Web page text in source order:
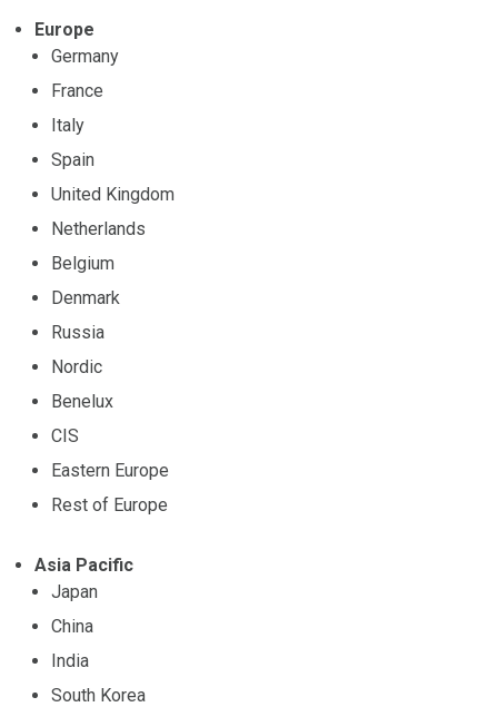
Europe
Germany
France
Italy
Spain
United Kingdom
Netherlands
Belgium
Denmark
Russia
Nordic
Benelux
CIS
Eastern Europe
Rest of Europe
Asia Pacific
Japan
China
India
South Korea